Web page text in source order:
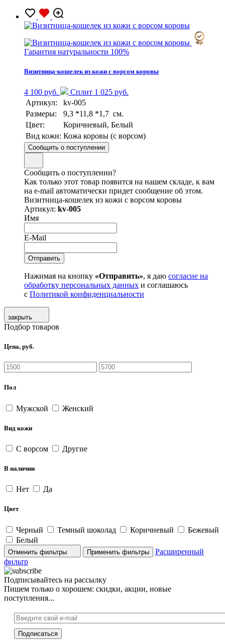
Гарантия натуральности 100%
Визитница-кошелек из кожи с ворсом коровы
4 100 руб.
Сплит 1 025 руб.
Артикул:
kv-005
Размеры:
9,3 *11,8 *1,7 см.
Цвет:
Коричневый, Белый
Вид кожи: Кожа коровы (с ворсом)
Сообщить о поступлении
Сообщить о поступлении?
Как только этот товар появится на нашем складе, к вам
на e-mail автоматически придет сообщение об этом.
Визитница-кошелек из кожи с ворсом коровы
Артикул: kv-005
Имя
E-Mail
Нажимая на кнопку «Отправить», я даю согласие на
обработку персональных данных и соглашаюсь
с Политикой конфиденциальности
закрыть
Подбор товаров
Цена, руб.
Пол
Мужской Женский
Вид кожи
С ворсом Другие
В наличии
Нет Да
Цвет
Черный Темный шоколад Коричневый
Бежевый
Белый
Отменить фильтры
Расширенный
фильтр
Подписывайтесь на рассылку
Пишем только о хорошем: скидки, акции, новые
поступления...